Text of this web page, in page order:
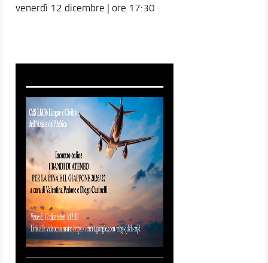
venerdì 12 dicembre | ore 17:30